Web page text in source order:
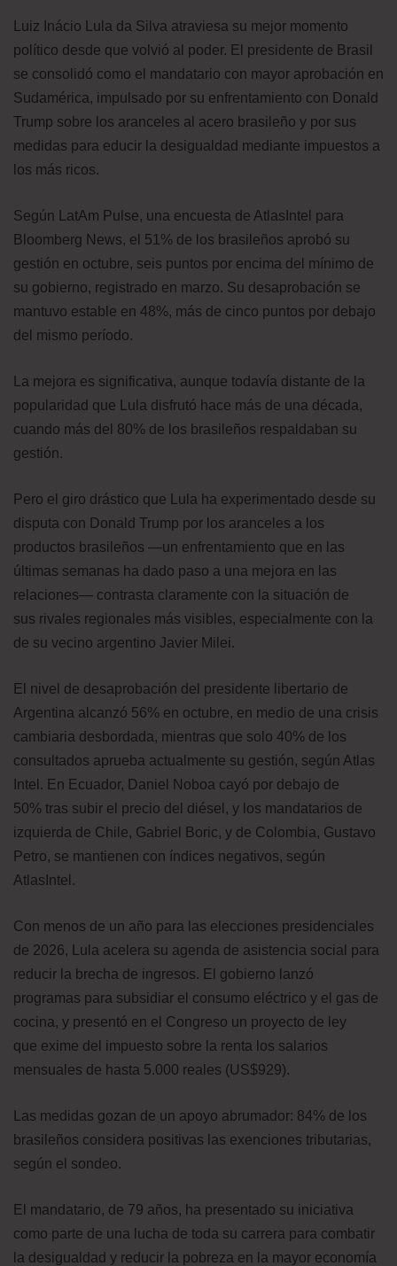
Luiz Inácio Lula da Silva atraviesa su mejor momento
político desde que volvió al poder. El presidente de Brasil
se consolidó como el mandatario con mayor aprobación en
Sudamérica, impulsado por su enfrentamiento con Donald
Trump sobre los aranceles al acero brasileño y por sus
medidas para educir la desigualdad mediante impuestos a
los más ricos.
Según LatAm Pulse, una encuesta de AtlasIntel para
Bloomberg News, el 51% de los brasileños aprobó su
gestión en octubre, seis puntos por encima del mínimo de
su gobierno, registrado en marzo. Su desaprobación se
mantuvo estable en 48%, más de cinco puntos por debajo
del mismo período.
La mejora es significativa, aunque todavía distante de la
popularidad que Lula disfrutó hace más de una década,
cuando más del 80% de los brasileños respaldaban su
gestión.
Pero el giro drástico que Lula ha experimentado desde su
disputa con Donald Trump por los aranceles a los
productos brasileños —un enfrentamiento que en las
últimas semanas ha dado paso a una mejora en las
relaciones— contrasta claramente con la situación de
sus rivales regionales más visibles, especialmente con la
de su vecino argentino Javier Milei.
El nivel de desaprobación del presidente libertario de
Argentina alcanzó 56% en octubre, en medio de una crisis
cambiaria desbordada, mientras que solo 40% de los
consultados aprueba actualmente su gestión, según Atlas
Intel. En Ecuador, Daniel Noboa cayó por debajo de
50% tras subir el precio del diésel, y los mandatarios de
izquierda de Chile, Gabriel Boric, y de Colombia, Gustavo
Petro, se mantienen con índices negativos, según
AtlasIntel.
Con menos de un año para las elecciones presidenciales
de 2026, Lula acelera su agenda de asistencia social para
reducir la brecha de ingresos. El gobierno lanzó
programas para subsidiar el consumo eléctrico y el gas de
cocina, y presentó en el Congreso un proyecto de ley
que exime del impuesto sobre la renta los salarios
mensuales de hasta 5.000 reales (US$929).
Las medidas gozan de un apoyo abrumador: 84% de los
brasileños considera positivas las exenciones tributarias,
según el sondeo.
El mandatario, de 79 años, ha presentado su iniciativa
como parte de una lucha de toda su carrera para combatir
la desigualdad y reducir la pobreza en la mayor economía